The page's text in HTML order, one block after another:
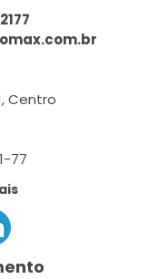
Centro
77